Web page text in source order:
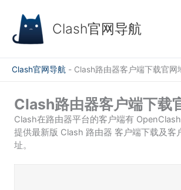
Clash官网导航
Clash官网导航 - Clash路由器客户端下载官网
Clash路由器客户端下载
Clash在路由器平台的客户端有
提供最新版 Clash 路由器 客户端下载及客
址。